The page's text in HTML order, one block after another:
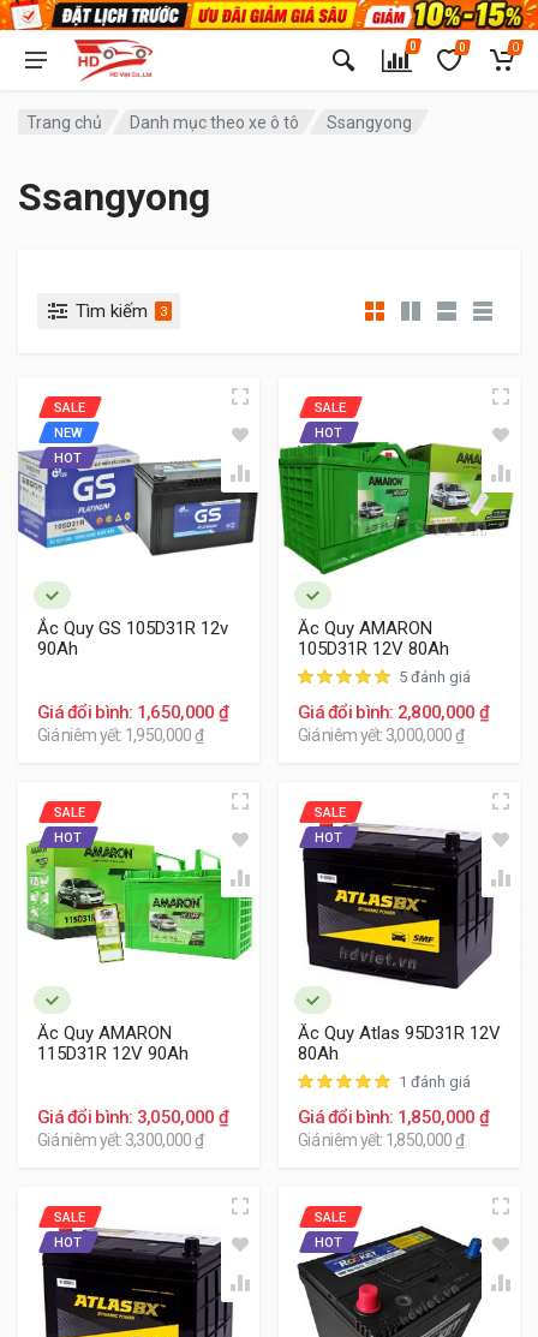
0 0 0
Trang chủ Danh mục theo xe ô tô Ssangyong
Ssangyong
Tìm kiếm 3
SALE
NEW
HOT
Ắc Quy GS 105D31R 12v
90Ah
Giá đổi bình: 1,650,000 ₫
Giá niêm yết: 1,950,000 ₫
SALE
HOT
Ắc Quy AMARON
105D31R 12V 80Ah
5 đánh giá
Giá đổi bình: 2,800,000 ₫
Giá niêm yết: 3,000,000 ₫
SALE
HOT
Ắc Quy AMARON
115D31R 12V 90Ah
Giá đổi bình: 3,050,000 ₫
Giá niêm yết: 3,300,000 ₫
SALE
HOT
Ắc Quy Atlas 95D31R 12V
80Ah
1 đánh giá
Giá đổi bình: 1,850,000 ₫
Giá niêm yết: 1,850,000 ₫
SALE
HOT
SALE
HOT